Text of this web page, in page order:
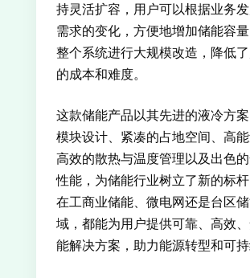
持灵活扩容，用户可以根据业务
需求的变化，方便地增加储能容
整个系统进行大规模改造，降低
的成本和难度。
这款储能产品以其先进的液冷方
模块设计、紧凑的占地空间、高能
高效的散热与温度管理以及出色
性能，为储能行业树立了新的标
在工商业储能、微电网还是台区
域，都能为用户提供可靠、高效
能解决方案，助力能源转型和可持